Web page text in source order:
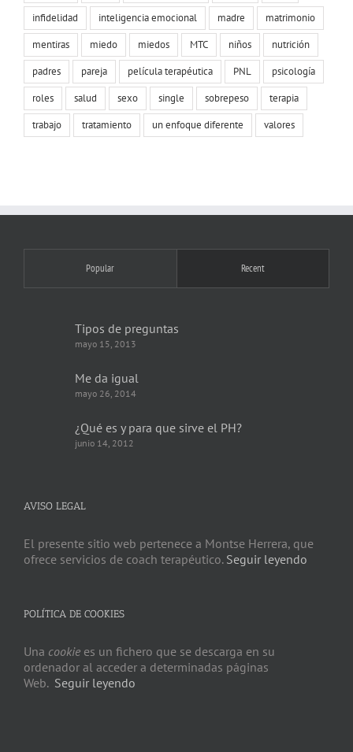
infidelidad
inteligencia emocional madre
matrimonio
mentiras
miedo miedos MTC niños
nutrición
padres
pareja película terapéutica PNL
psicología
roles
salud sexo single sobrepeso
terapia
trabajo
tratamiento un enfoque diferente valores
Popular Recent
Tipos de preguntas
mayo 15, 2013
Me da igual
mayo 26, 2014
¿Qué es y para que sirve el PH?
junio 14, 2012
AVISO LEGAL
El presente sitio web pertenece a Montse Herrera, que
ofrece servicios de coach terapéutico. Seguir leyendo
POLÍTICA DE COOKIES
Una cookie es un fichero que se descarga en su
ordenador al acceder a determinadas páginas
Web. Seguir leyendo